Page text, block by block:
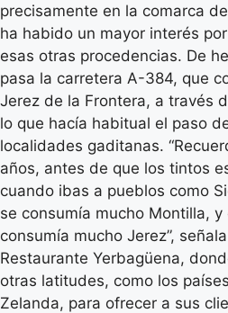
precisamente en la comarca
ha habido un mayor interés
esas otras procedencias. De
pasa la carretera A-384, que
Jerez de la Frontera, a través
lo que hacía habitual el paso
localidades gaditanas.
años, antes de que los tintos
cuando ibas a pueblos como
se consumía mucho Montilla, y
consumía mucho Jerez”,
Restaurante Yerbagüena,
otras latitudes, como los
Zelanda, para ofrecer a sus